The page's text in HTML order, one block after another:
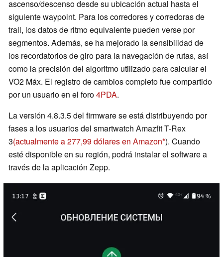
ascenso/descenso desde su ubicación actual hasta el
siguiente waypoint. Para los corredores y corredoras de
trail, los datos de ritmo equivalente pueden verse por
segmentos. Además, se ha mejorado la sensibilidad de
los recordatorios de giro para la navegación de rutas, así
como la precisión del algoritmo utilizado para calcular el
VO2 Máx. El registro de cambios completo fue compartido
por un usuario en el foro4PDA.
La versión 4.8.3.5 del firmware se está distribuyendo por
fases a los usuarios del smartwatch Amazfit T-Rex
3(actualmente a 277,99 dólares en Amazon ). Cuando
esté disponible en su región, podrá instalar el software a
través de la aplicación Zepp.